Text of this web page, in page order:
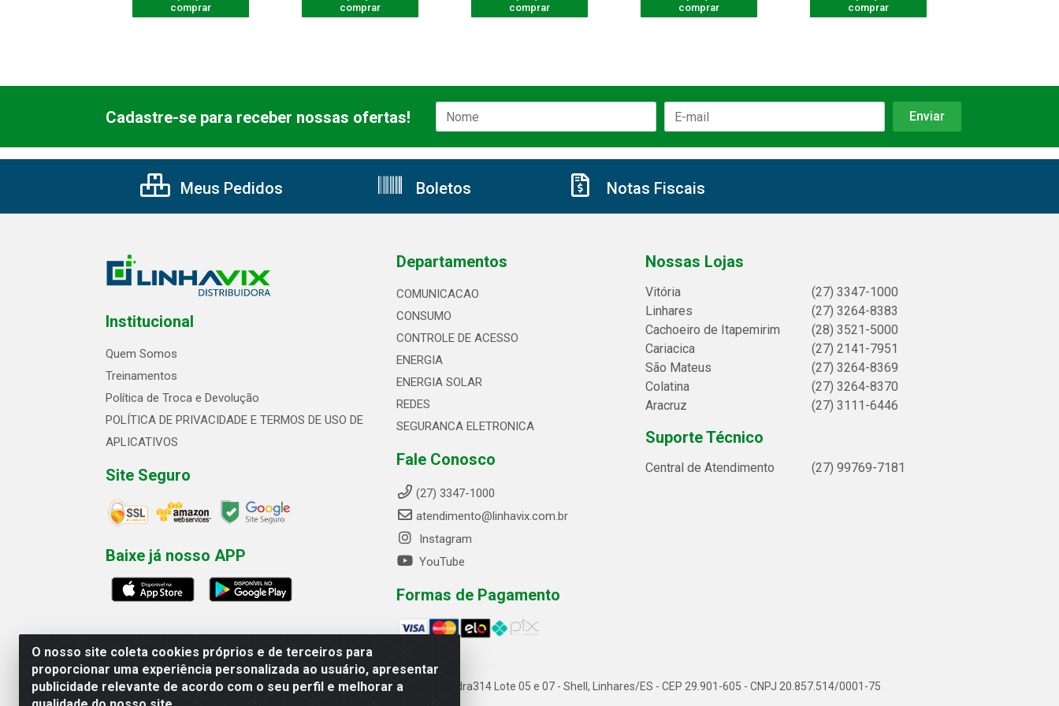
comprar
comprar
comprar
comprar
comprar
O nosso site coleta cookies próprios e de terceiros para
proporcionar uma experiência personalizada ao usuário, apresentar
publicidade relevante de acordo com o seu perfil e melhorar a
Cadastre-se para receber nossas ofertas!
Meus Pedidos Boletos Notas Fiscais
Institucional
Quem Somos
Treinamentos
Política de Troca e Devolução
POLÍTICA DE PRIVACIDADE E TERMOS DE USO DE
APLICATIVOS
Site Seguro
Baixe já nosso APP
Departamentos
COMUNICACAO
CONSUMO
CONTROLE DE ACESSO
ENERGIA
ENERGIA SOLAR
REDES
SEGURANCA ELETRONICA
Fale Conosco
(27) 3347-1000
atendimento@linhavix.com.br
Instagram
YouTube
Formas de Pagamento
Nossas Lojas
Vitória
(27) 3347-1000
Linhares
(27) 3264-8383
Cachoeiro de Itapemirim
(28) 3521-5000
Cariacica
(27) 2141-7951
São Mateus
(27) 3264-8369
Colatina
(27) 3264-8370
Aracruz
(27) 3111-6446
Suporte Técnico
Central de Atendimento (27) 99769-7181
Linhavix Distribuidora LTDA - Avenida Alegre, 2521 - Quadra314 Lote 05 e 07 - Shell, Linhares/ES - CEP 29.901-605 - CNPJ 20.857.514/0001-75